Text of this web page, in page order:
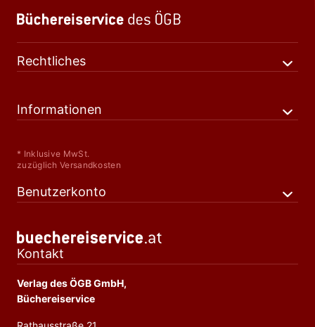
Rechtliches
Informationen
* Inklusive MwSt.
zuzüglich Versandkosten
Benutzerkonto
Kontakt
Verlag des ÖGB GmbH,
Büchereiservice